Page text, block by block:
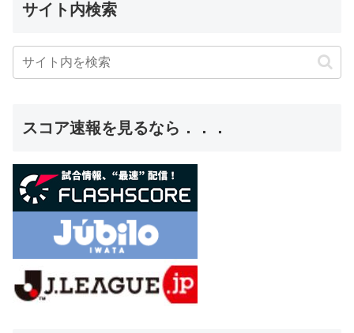
サイト内検索
スコア速報を見るなら．．．